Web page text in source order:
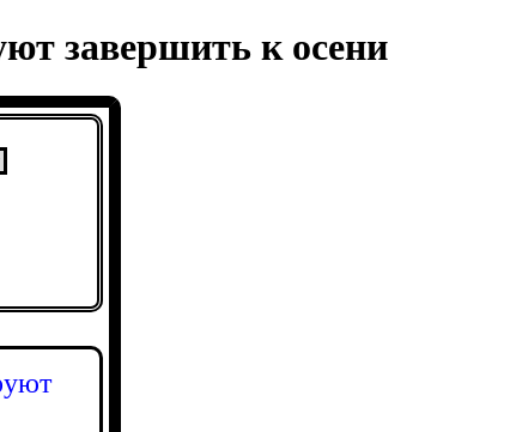
завершить к осени